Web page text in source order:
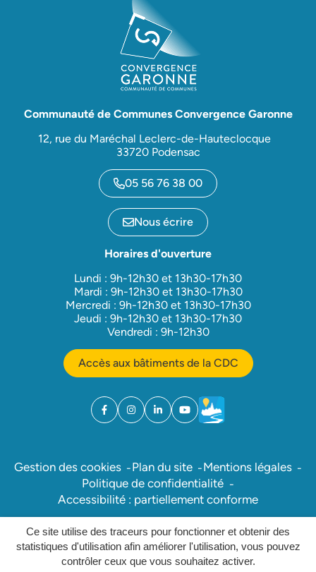
Ce site utilise des traceurs pour fonctionner et obtenir des
statistiques d'utilisation afin améliorer l'utilisation, vous pouvez
contrôler ceux que vous souhaitez activer.
Communauté de Communes Convergence Garonne
12, rue du Maréchal Leclerc-de-Hauteclocque
33720 Podensac
05 56 76 38 00
Nous écrire
Horaires d'ouverture
Lundi : 9h-12h30 et 13h30-17h30
Mardi : 9h-12h30 et 13h30-17h30
Mercredi : 9h-12h30 et 13h30-17h30
Jeudi : 9h-12h30 et 13h30-17h30
Vendredi : 9h-12h30
Accès aux bâtiments de la CDC
Facebook
(ouverture dans un nouvel onglet)
Instagram
(ouverture dans un nouvel onglet)
Linkedin
(ouverture dans un nouvel onglet)
YouTube
(ouverture dans un nouvel
Météo
(ouverture dans un
Gestion des cookies Plan du site
Mentions légales
Politique de confidentialité
Accessibilité : partiellement conforme
Site réalisé parInovagora (ouverture dans un